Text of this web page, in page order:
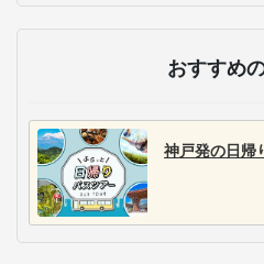
おすすめ
神戸発の日帰